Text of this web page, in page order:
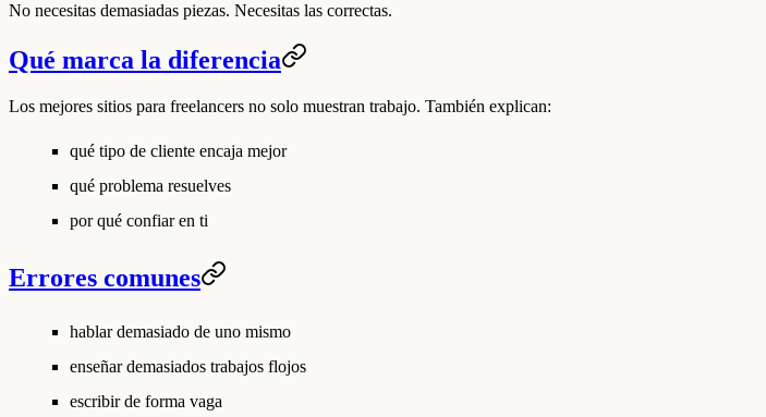
No necesitas demasiadas piezas. Necesitas las correctas.
Qué marca la diferencia
Los mejores sitios para freelancers no solo muestran trabajo. También explican:
qué tipo de cliente encaja mejor
qué problema resuelves
por qué confiar en ti
Errores comunes
hablar demasiado de uno mismo
enseñar demasiados trabajos flojos
escribir de forma vaga